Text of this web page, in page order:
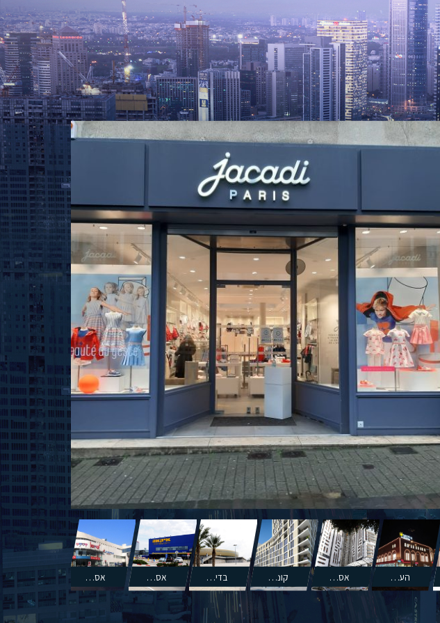
הערכות שווי כלכליות וסקירות שוק אסטרטגיות שיווקיות ותכניות פעולה לשדרוג מרכזים קיימים קונספט ותמהיל למרכזי מסחר בדיקות נקודתיות מפורטות אסטרטגיות של פריסה אסטרטגיות שיווקיות